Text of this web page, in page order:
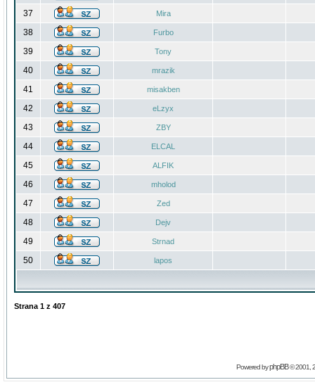
37 Mira
38 Furbo
39 Tony
40 mrazik
41 misakben
42 eLzyx
43 ZBY
44 ELCAL
45 ALFIK
46 mholod
47 Zed
48 Dejv
49 Strnad
50 lapos
Strana 1 z 407
Powered byphpBB© 2001,